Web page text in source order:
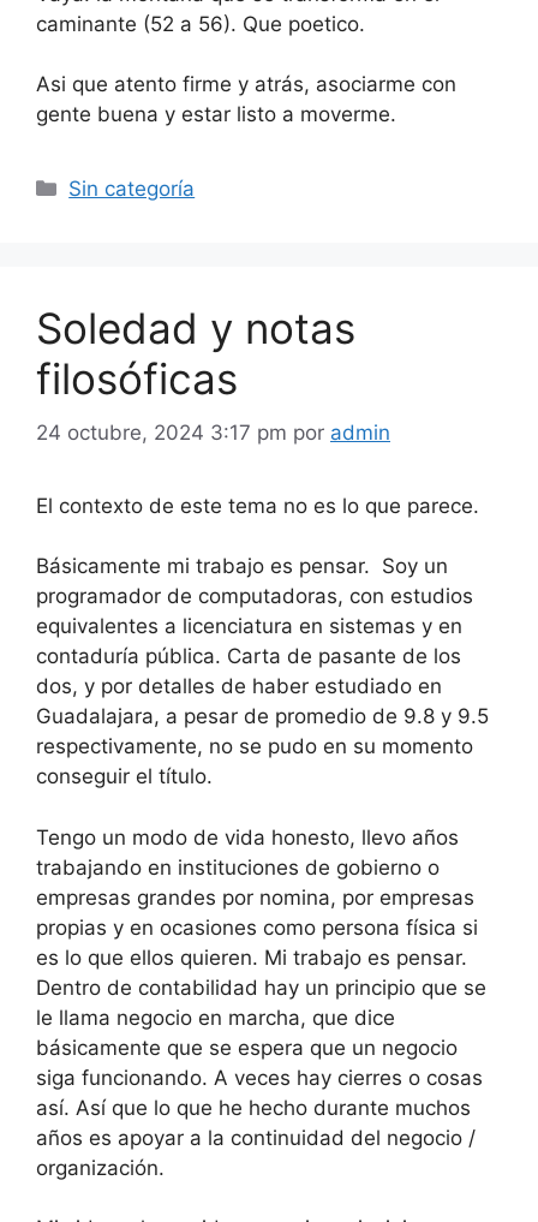
caminante (52 a 56). Que poetico.
Asi que atento firme y atrás, asociarme con
gente buena y estar listo a moverme.
Categorías
Sin categoría
Soledad y notas
filosóficas
24 octubre, 2024 3:17 pm por admin
El contexto de este tema no es lo que parece.
Básicamente mi trabajo es pensar. Soy un
programador de computadoras, con estudios
equivalentes a licenciatura en sistemas y en
contaduría pública. Carta de pasante de los
dos, y por detalles de haber estudiado en
Guadalajara, a pesar de promedio de 9.8 y 9.5
respectivamente, no se pudo en su momento
conseguir el título.
Tengo un modo de vida honesto, llevo años
trabajando en instituciones de gobierno o
empresas grandes por nomina, por empresas
propias y en ocasiones como persona física si
es lo que ellos quieren. Mi trabajo es pensar.
Dentro de contabilidad hay un principio que se
le llama negocio en marcha, que dice
básicamente que se espera que un negocio
siga funcionando. A veces hay cierres o cosas
así. Así que lo que he hecho durante muchos
años es apoyar a la continuidad del negocio /
organización.